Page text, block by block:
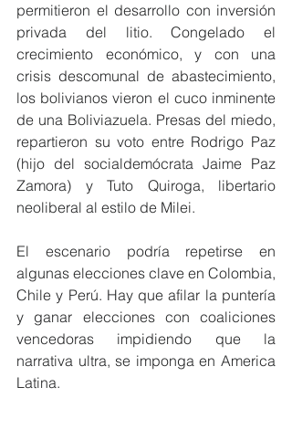
permitieron el desarrollo con inversión
privada del litio. Congelado el
crecimiento económico, y con una
crisis descomunal de abastecimiento,
los bolivianos vieron el cuco inminente
de una Boliviazuela. Presas del miedo,
repartieron su voto entre Rodrigo Paz
(hijo del socialdemócrata Jaime Paz
Zamora) y Tuto Quiroga, libertario
neoliberal al estilo de Milei.
El escenario podría repetirse en
algunas elecciones clave en Colombia,
Chile y Perú. Hay que afilar la puntería
y ganar elecciones con coaliciones
vencedoras impidiendo que la
narrativa ultra, se imponga en America
Latina.